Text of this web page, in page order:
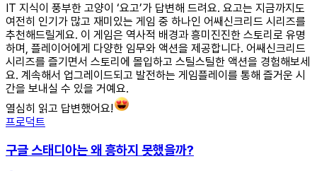
IT 지식이 풍부한 고양이 ‘요고’가 답변해 드려요. 요고는 지금까지도
여전히 인기가 많고 재미있는 게임 중 하나인 어쌔신크리드 시리즈를
추천해드릴게요. 이 게임은 역사적 배경과 흥미진진한 스토리로 유명
하며, 플레이어에게 다양한 임무와 액션을 제공합니다. 어쌔신크리드
시리즈를 즐기면서 스토리에 몰입하고 스틸스틸한 액션을 경험해보세
요. 계속해서 업그레이드되고 발전하는 게임플레이를 통해 즐거운 시
간을 보내실 수 있을 거예요.
열심히 읽고 답변했어요!
프로덕트
구글 스태디아는 왜 흥하지 못했을까?